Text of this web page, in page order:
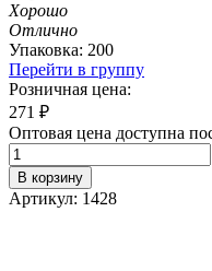
Хорошо
Отлично
Упаковка: 200
Перейти в группу
Розничная цена:
271 ₽
Оптовая цена доступна
В корзину
Артикул: 1428